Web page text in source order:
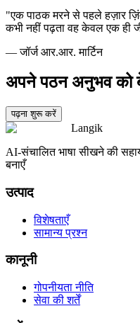
"एक पाठक मरने से पहले हज़ार
कभी नहीं पढ़ता वह केवल एक ही
— जॉर्ज आर.आर. मार्टिन
अपने पठन अनुभव को
पढ़ना शुरू करें
Langik
AI-संचालित भाषा सीखने की
बनाएँ
उत्पाद
विशेषताएँ
सामान्य प्रश्न
कानूनी
गोपनीयता नीति
सेवा की शर्तें